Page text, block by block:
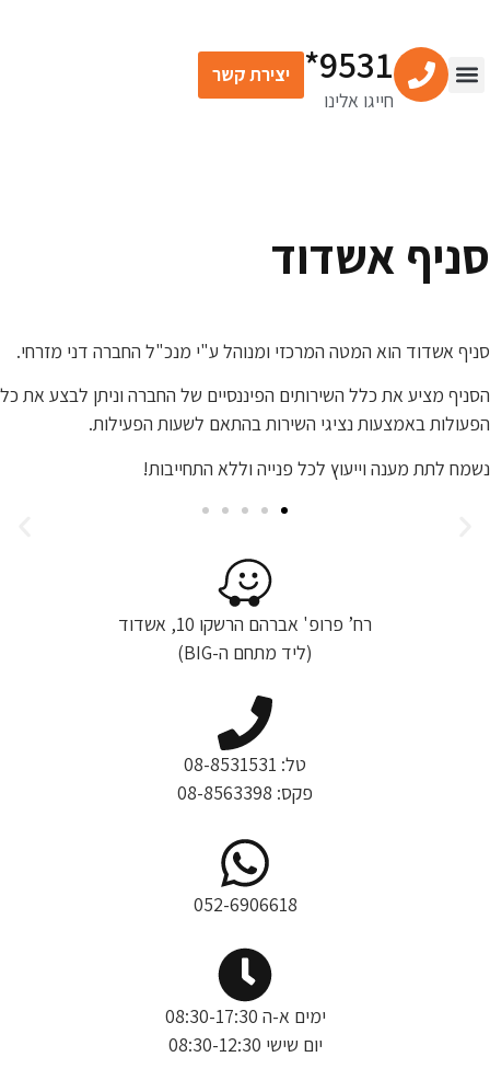
9531*
חייגו אלינו
יצירת קשר
סניף אשדוד
סניף אשדוד הוא המטה המרכזי ומנוהל ע"י מנכ"ל החברה דני מזרחי.
הסניף מציע את כלל השירותים הפיננסיים של החברה וניתן לבצע את כל
הפעולות באמצעות נציגי השירות בהתאם לשעות הפעילות.
נשמח לתת מענה וייעוץ לכל פנייה וללא התחייבות!
רח’ פרופ' אברהם הרשקו 10, אשדוד
(ליד מתחם ה-BIG)
טל: 08-8531531
פקס: 08-8563398
052-6906618
ימים א-ה 08:30-17:30
יום שישי 08:30-12:30